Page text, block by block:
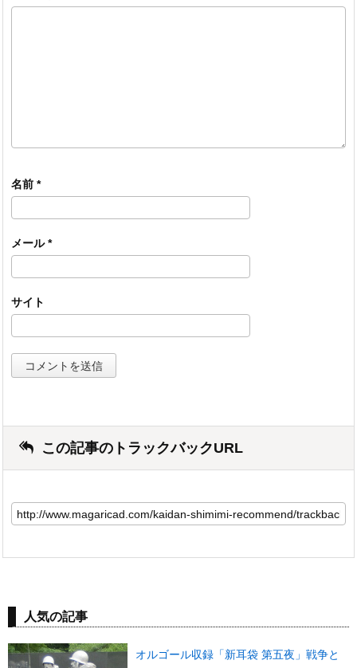
名前 *
メール*
サイト
この記事のトラックバックURL
人気の記事
オルゴール収録「新耳袋 第五夜」戦争と